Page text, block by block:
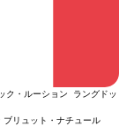
ク・ルーション ラングドッ
ブリュット・ナチュール